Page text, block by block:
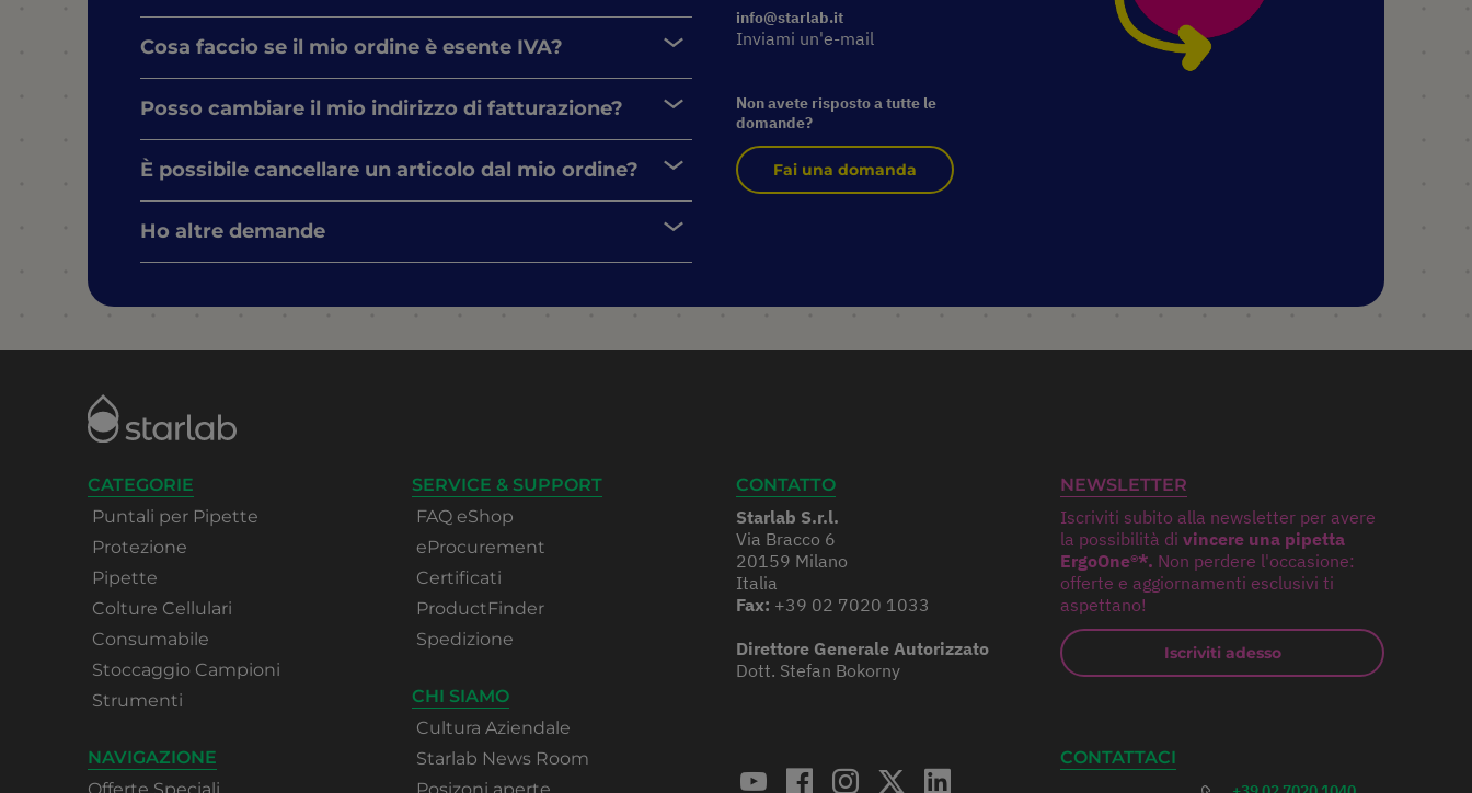
Cosa faccio se il mio ordine è esente IVA?
Posso cambiare il mio indirizzo di fatturazione?
È possibile cancellare un articolo dal mio ordine?
Ho altre demande
info@starlab.it
Inviami un'e-mail
Non avete risposto a tutte le
domande?
Fai una domanda
CATEGORIE
Puntali per Pipette
Protezione
Pipette
Colture Cellulari
Consumabile
Stoccaggio Campioni
Strumenti
NAVIGAZIONE
SERVICE & SUPPORT
FAQ eShop
eProcurement
Certificati
ProductFinder
Spedizione
CHI SIAMO
Cultura Aziendale
Starlab News Room
CONTATTO
Starlab S.r.l.
Via Bracco 6
20159 Milano
Italia
Fax: +39 02 7020 1033
Direttore Generale Autorizzato
Dott. Stefan Bokorny
NEWSLETTER
Iscriviti subito alla newsletter per avere
la possibilità di vincere una pipetta
ErgoOne®*. Non perdere l'occasione:
offerte e aggiornamenti esclusivi ti
aspettano!
Iscriviti adesso
CONTATTACI